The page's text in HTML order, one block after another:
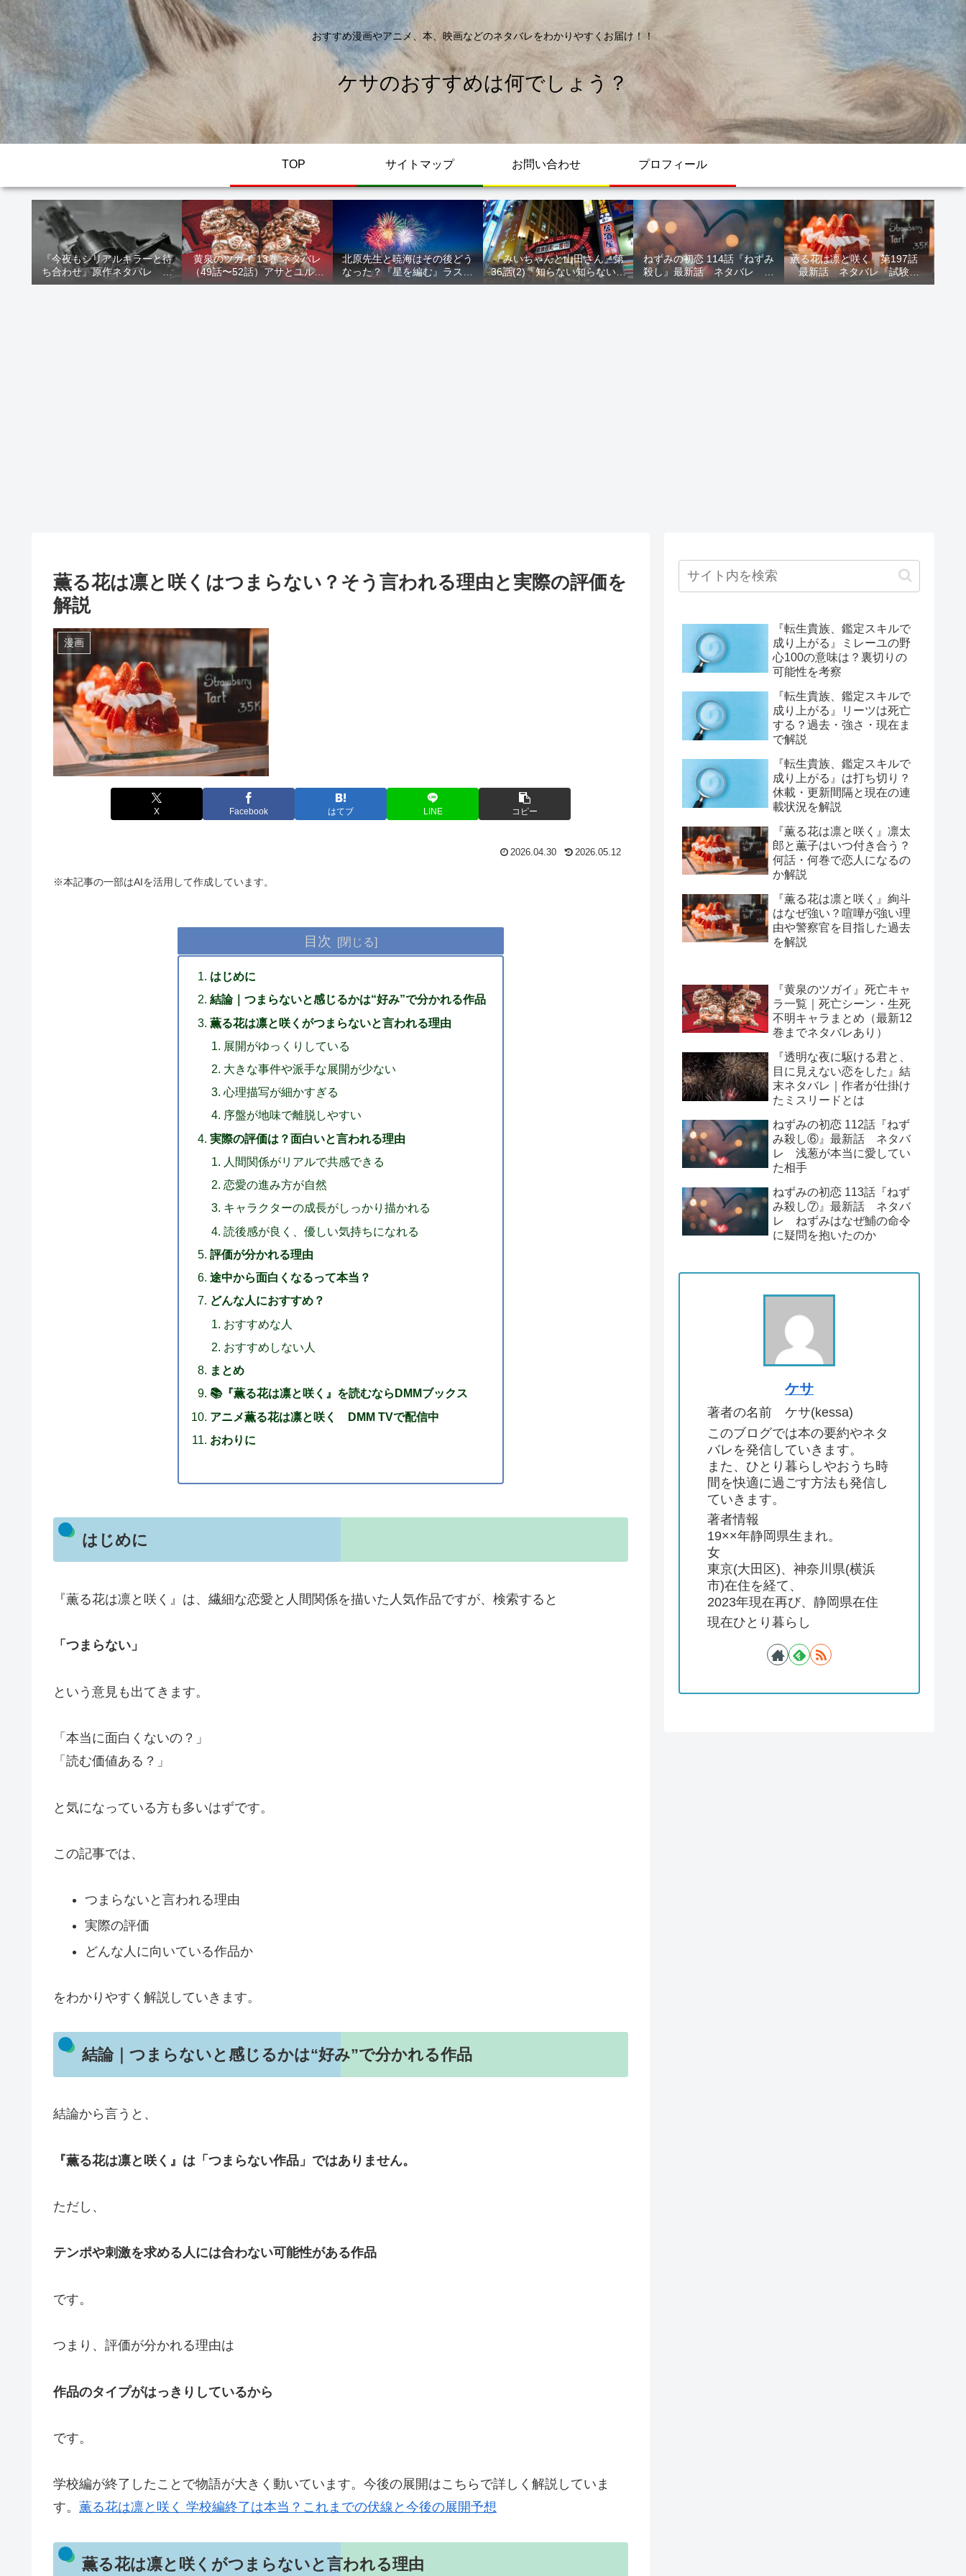
おすすめ漫画やアニメ、本、映画などのネタバレをわかりやすくお届け！！
ケサのおすすめは何でしょう？
TOP サイトマップ お問い合わせ プロフィール
『今夜もシリアルキラーと待
ち合わせ』原作ネタバレ 断
髪オブジェ殺人事件 犯人の
黄泉のツガイ 13巻 ネタバレ
（49話〜52話）アサとユルが
家出！西ノ村の真実とヒカル
北原先生と暁海はその後どう
なった？『星を編む』ラスト
をネタバレ解説
『みいちゃんと山田さん』第
36話(2)『知らない知らない知
らない』最新話 ネタバレ 犯
ねずみの初恋 114話『ねずみ
殺し』最新話 ネタバレ 水
鳥死亡 鯆を殺すか
薫る花は凛と咲く 第197話
最新話 ネタバレ『試験結
果』
薫る花は凛と咲くはつまらない？そう言われる理由と実際の評価を
解説
漫画
X Facebook はてブ LINE コピー
2026.04.30 2026.05.12
※本記事の一部はAIを活用して作成しています。
目次
はじめに
結論｜つまらないと感じるかは“好み”で分かれる作品
薫る花は凛と咲くがつまらないと言われる理由
展開がゆっくりしている
大きな事件や派手な展開が少ない
心理描写が細かすぎる
序盤が地味で離脱しやすい
実際の評価は？面白いと言われる理由
人間関係がリアルで共感できる
恋愛の進み方が自然
キャラクターの成長がしっかり描かれる
読後感が良く、優しい気持ちになれる
評価が分かれる理由
途中から面白くなるって本当？
どんな人におすすめ？
おすすめな人
おすすめしない人
まとめ
📚『薫る花は凛と咲く』を読むならDMMブックス
アニメ薫る花は凛と咲く DMM TVで配信中
おわりに
はじめに
『薫る花は凛と咲く』は、繊細な恋愛と人間関係を描いた人気作品ですが、検索すると
「つまらない」
という意見も出てきます。
「本当に面白くないの？」
「読む価値ある？」
と気になっている方も多いはずです。
この記事では、
つまらないと言われる理由
実際の評価
どんな人に向いている作品か
をわかりやすく解説していきます。
結論｜つまらないと感じるかは“好み”で分かれる作品
結論から言うと、
『薫る花は凛と咲く』は「つまらない作品」ではありません。
ただし、
テンポや刺激を求める人には合わない可能性がある作品
です。
つまり、評価が分かれる理由は
作品のタイプがはっきりしているから
です。
学校編が終了したことで物語が大きく動いています。今後の展開はこちらで詳しく解説していま
す。 薫る花は凛と咲く 学校編終了は本当？これまでの伏線と今後の展開予想
薫る花は凛と咲くがつまらないと言われる理由
『転生貴族、鑑定スキルで
成り上がる』ミレーユの野
心100の意味は？裏切りの
可能性を考察
『転生貴族、鑑定スキルで
成り上がる』リーツは死亡
する？過去・強さ・現在ま
で解説
『転生貴族、鑑定スキルで
成り上がる』は打ち切り？
休載・更新間隔と現在の連
載状況を解説
『薫る花は凛と咲く』凛太
郎と薫子はいつ付き合う？
何話・何巻で恋人になるの
か解説
『薫る花は凛と咲く』絢斗
はなぜ強い？喧嘩が強い理
由や警察官を目指した過去
を解説
『黄泉のツガイ』死亡キャ
ラ一覧｜死亡シーン・生死
不明キャラまとめ（最新12
巻までネタバレあり）
『透明な夜に駆ける君と、
目に見えない恋をした』結
末ネタバレ｜作者が仕掛け
たミスリードとは
ねずみの初恋 112話『ねず
み殺し⑥』最新話 ネタバ
レ 浅葱が本当に愛してい
た相手
ねずみの初恋 113話『ねず
み殺し⑦』最新話 ネタバ
レ ねずみはなぜ鯆の命令
に疑問を抱いたのか
ケサ
著者の名前 ケサ(kessa)
このブログでは本の要約やネタ
バレを発信していきます。
また、ひとり暮らしやおうち時
間を快適に過ごす方法も発信し
ていきます。
著者情報
19××年静岡県生まれ。
女
東京(大田区)、神奈川県(横浜
市)在住を経て、
2023年現在再び、静岡県在住
現在ひとり暮らし